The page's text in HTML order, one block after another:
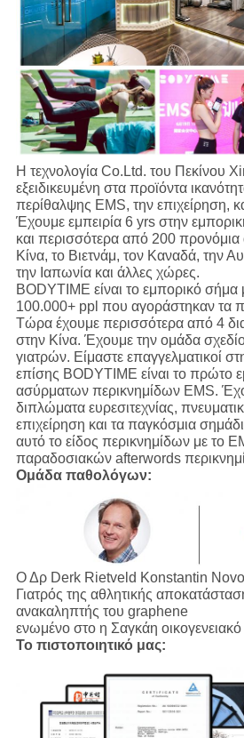
Η τεχνολογία Co.Ltd. του Πεκίνου
εξειδικευμένη στα προϊόντα
περίθαλψης EMS, την επιχείρηση,
Έχουμε εμπειρία 6 yrs στην
και περισσότερα από 200
Κίνα, το Βιετνάμ, τον Καναδά, την
την Ιαπωνία και άλλες χώρες.
BODYTIME είναι το εμπορικό
100.000+ ppl που αγοράστηκαν τα
Τώρα έχουμε περισσότερα από 4
στην Κίνα. Έχουμε την ομάδα
γιατρών. Είμαστε επαγγελματικοί
επίσης BODYTIME είναι το πρώτο
ασύρματων περικνημίδων EMS.
διπλώματα ευρεσιτεχνίας,
επιχείρηση και τα παγκόσμια
αυτό το είδος περικνημίδων με το
παραδοσιακών afterwords
Ομάδα παθολόγων:
Ο Δρ Derk Rietveld Konstantin
Γιατρός της αθλητικής
ανακαληπτής του graphene
ενωμένο στο η Σαγκάη
Το πιστοποιητικό μας: